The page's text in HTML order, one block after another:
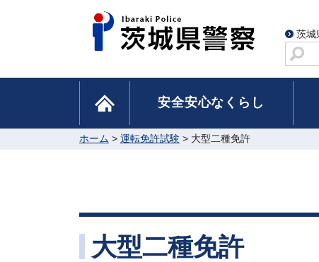
茨城
サ
索
home 安全安心なくらし
ホーム > 運転免許試験 > 大型二種免許
大型二種免許